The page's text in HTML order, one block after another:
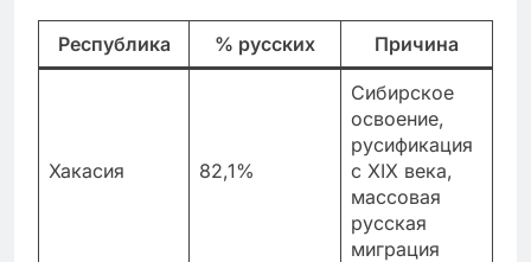
Республика % русских Причина
Хакасия 82,1%
Сибирское
освоение,
русификация
с XIX века,
массовая
русская
миграция